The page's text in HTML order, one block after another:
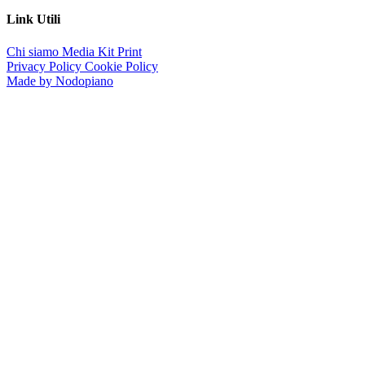
Link Utili
Chi siamo Media Kit Print
Privacy Policy Cookie Policy
Made by Nodopiano